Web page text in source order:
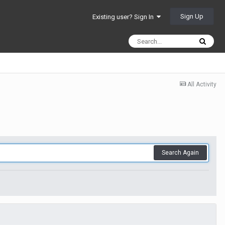
Existing user? Sign In Sign Up
All Activity
Search Again